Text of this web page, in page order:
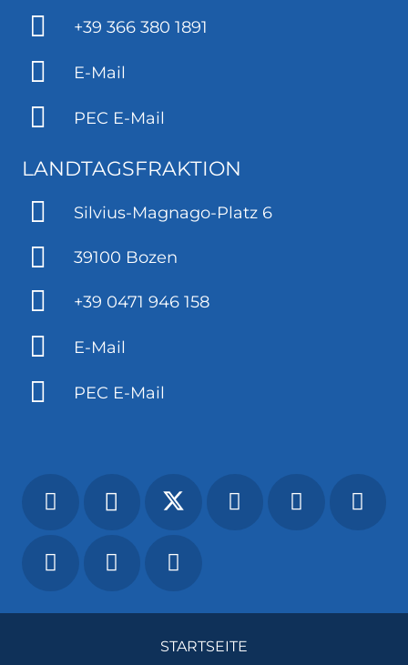
+39 366 380 1891
E-Mail
PEC E-Mail
LANDTAGSFRAKTION
Silvius-Magnago-Platz 6
39100 Bozen
+39 0471 946 158
E-Mail
PEC E-Mail
STARTSEITE